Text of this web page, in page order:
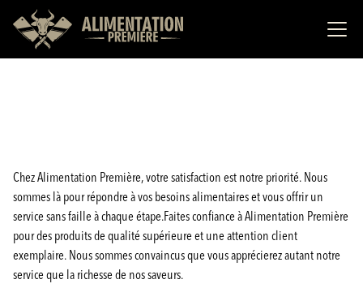
Chez Alimentation Première, votre satisfaction est notre priorité. Nous
sommes là pour répondre à vos besoins alimentaires et vous offrir un
service sans faille à chaque étape.Faites confiance à Alimentation Première
pour des produits de qualité supérieure et une attention client
exemplaire. Nous sommes convaincus que vous apprécierez autant notre
service que la richesse de nos saveurs.